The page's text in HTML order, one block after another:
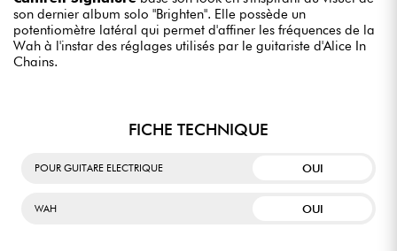
son dernier album solo "Brighten". Elle possède un
potentiomètre latéral qui permet d'affiner les fréquences de la
Wah à l'instar des réglages utilisés par le guitariste d'Alice In
Chains.
FICHE TECHNIQUE
POUR GUITARE ELECTRIQUE OUI
WAH OUI